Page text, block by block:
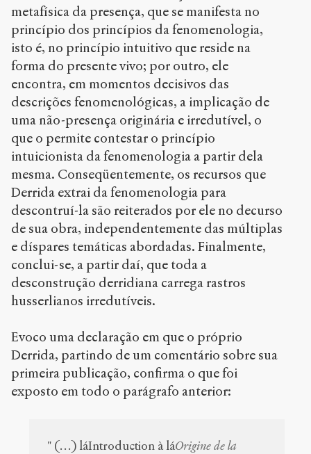
metafísica da presença, que se manifesta no
princípio dos princípios da fenomenologia,
isto é, no princípio intuitivo que reside na
forma do presente vivo; por outro, ele
encontra, em momentos decisivos das
descrições fenomenológicas, a implicação de
uma não-presença originária e irredutível, o
que o permite contestar o princípio
intuicionista da fenomenologia a partir dela
mesma. Conseqüentemente, os recursos que
Derrida extrai da fenomenologia para
descontruí-la são reiterados por ele no decurso
de sua obra, independentemente das múltiplas
e díspares temáticas abordadas. Finalmente,
conclui-se, a partir daí, que toda a
desconstrução derridiana carrega rastros
husserlianos irredutíveis.
Evoco uma declaração em que o próprio
Derrida, partindo de um comentário sobre sua
primeira publicação, confirma o que foi
exposto em todo o parágrafo anterior:
" (…) láIntroduction à láOrigine de la